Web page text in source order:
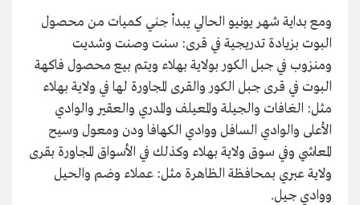
ومع بداية شهر يونيو الحالي يبدأ جني كميات من محصول
البوت بزيادة تدريجية في قرى: سنت وصنت وشديت
ومنزوب في جبل الكور بولاية بهلاء ويتم بيع محصول فاكهة
البوت في قرى جبل الكور والقرى المجاورة لها في ولاية بهلاء
مثل: الغافات والجيلة والمعيلف والمدري والعقير والوادي
الأعلى والوادي السافل ووادي الكهافا ودن ومعول وسيح
المعاشي وفي سوق ولاية بهلاء وكذلك في الأسواق المجاورة بقرى
ولاية عبري بمحافظة الظاهرة مثل: عملاء وضم والحيل
ووادي جيل.